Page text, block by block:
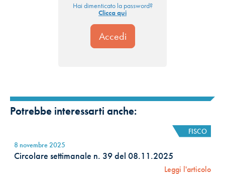
Hai dimenticato la password?
Clicca qui
Potrebbe interessarti anche:
FISCO
8 novembre 2025
Circolare settimanale n. 39 del 08.11.2025
Leggi l'articolo